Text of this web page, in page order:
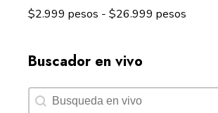
$2.999 pesos - $26.999 pesos
Buscador en vivo
Buscador en vivo
Buscador en vivo